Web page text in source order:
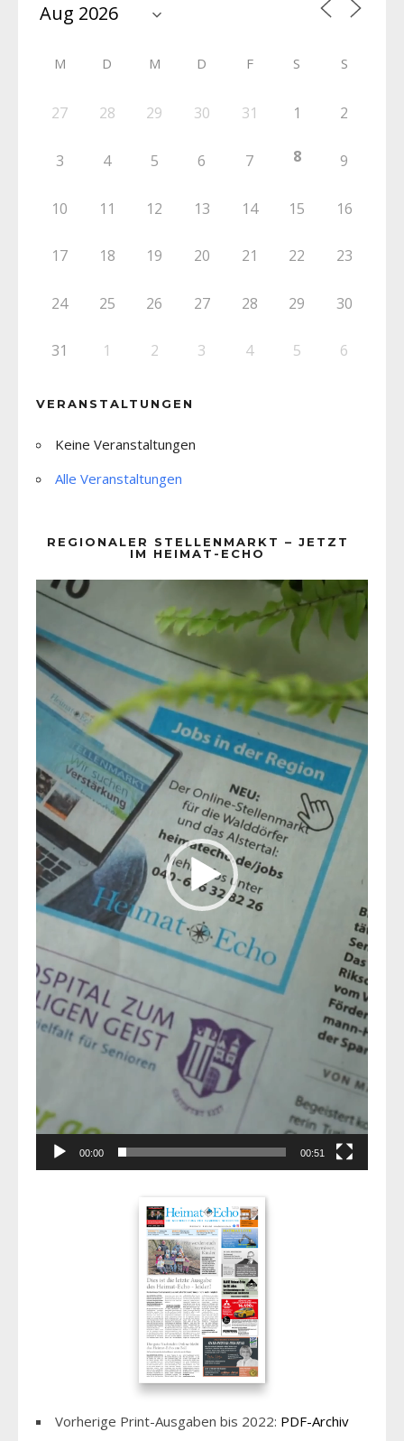
M D M D F S S
27 28 29 30 31 1 2
3 4 5 6 7 8 9
10 11 12 13 14 15 16
17 18 19 20 21 22 23
24 25 26 27 28 29 30
31 1 2 3 4 5 6
VERANSTALTUNGEN
Keine Veranstaltungen
Alle Veranstaltungen
REGIONALER STELLENMARKT – JETZT
IM HEIMAT-ECHO
Player
00:00 00:51
Vorherige Print-Ausgaben bis 2022: PDF-Archiv